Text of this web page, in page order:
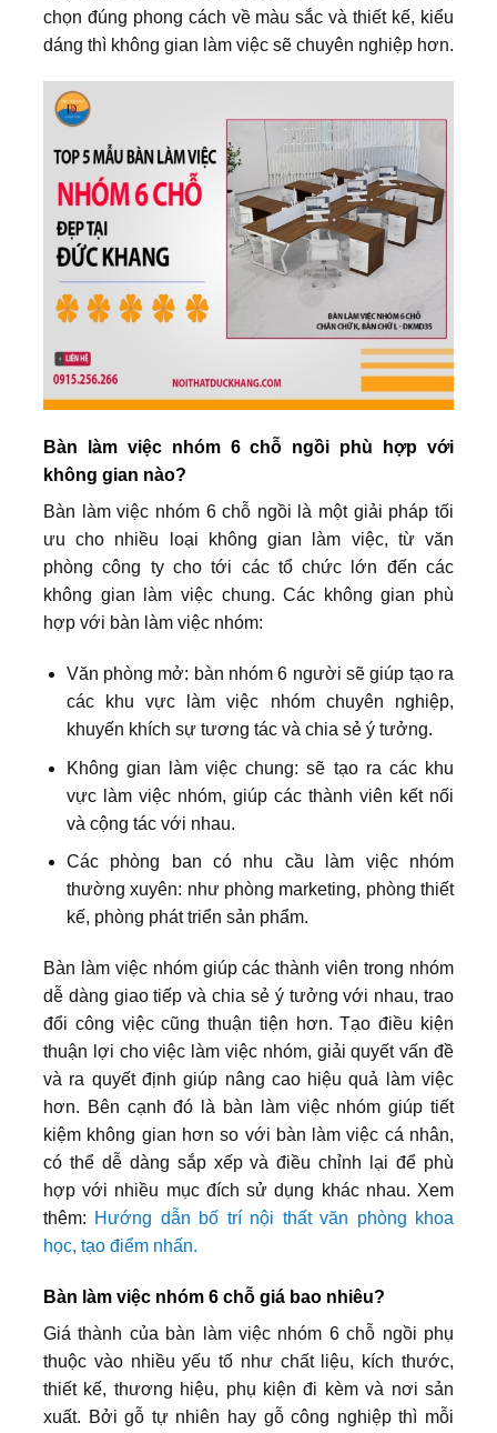
chọn đúng phong cách về màu sắc và thiết kế, kiểu
dáng thì không gian làm việc sẽ chuyên nghiệp hơn.
Bàn làm việc nhóm 6 chỗ ngồi phù hợp với
không gian nào?
Bàn làm việc nhóm 6 chỗ ngồi là một giải pháp tối
ưu cho nhiều loại không gian làm việc, từ văn
phòng công ty cho tới các tổ chức lớn đến các
không gian làm việc chung. Các không gian phù
hợp với bàn làm việc nhóm:
Văn phòng mở: bàn nhóm 6 người sẽ giúp tạo ra
các khu vực làm việc nhóm chuyên nghiệp,
khuyến khích sự tương tác và chia sẻ ý tưởng.
Không gian làm việc chung: sẽ tạo ra các khu
vực làm việc nhóm, giúp các thành viên kết nối
và cộng tác với nhau.
Các phòng ban có nhu cầu làm việc nhóm
thường xuyên: như phòng marketing, phòng thiết
kế, phòng phát triển sản phẩm.
Bàn làm việc nhóm giúp các thành viên trong nhóm
dễ dàng giao tiếp và chia sẻ ý tưởng với nhau, trao
đổi công việc cũng thuận tiện hơn. Tạo điều kiện
thuận lợi cho việc làm việc nhóm, giải quyết vấn đề
và ra quyết định giúp nâng cao hiệu quả làm việc
hơn. Bên cạnh đó là bàn làm việc nhóm giúp tiết
kiệm không gian hơn so với bàn làm việc cá nhân,
có thể dễ dàng sắp xếp và điều chỉnh lại để phù
hợp với nhiều mục đích sử dụng khác nhau. Xem
thêm: Hướng dẫn bố trí nội thất văn phòng khoa
học, tạo điểm nhấn.
Bàn làm việc nhóm 6 chỗ giá bao nhiêu?
Giá thành của bàn làm việc nhóm 6 chỗ ngồi phụ
thuộc vào nhiều yếu tố như chất liệu, kích thước,
thiết kế, thương hiệu, phụ kiện đi kèm và nơi sản
xuất. Bởi gỗ tự nhiên hay gỗ công nghiệp thì mỗi